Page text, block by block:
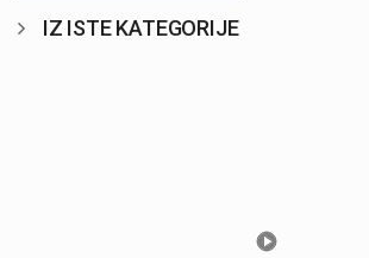
IZ ISTE KATEGORIJE